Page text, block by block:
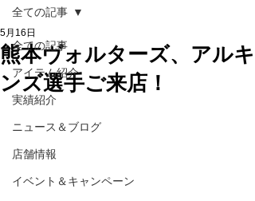
全ての記事
アイテム紹介
実績紹介
ニュース＆ブログ
店舗情報
イベント＆キャンペーン
全ての記事
熊本ヴォルターズ、アルキ
ンズ選手ご来店！
5月16日